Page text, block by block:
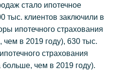
стало ипотечное
тыс. клиентов заключили в
ипотечного страхования
в 2019 году), 630 тыс.
страхования
чем в 2019 году).